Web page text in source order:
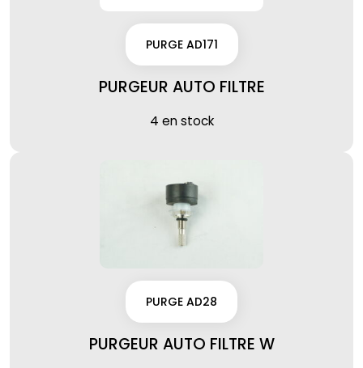
PURGE AD171
PURGEUR AUTO FILTRE
4 en stock
PURGE AD28
PURGEUR AUTO FILTRE W